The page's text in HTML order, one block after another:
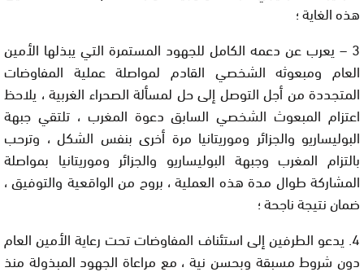
هذه الغاية ؛
3 – يعرب عن دعمه الكامل للجهود المستمرة التي يبذلها الأمين
العام ومبعوثه الشخصي القادم لمواصلة عملية المفاوضات
المتجددة من أجل التوصل إلى حل لمسألة الصحراء الغربية ، يلاحظ
اعتزام المبعوث الشخصي السابق دعوة المغرب ، تلتقي جبهة
البوليساريو والجزائر وموريتانيا مرة أخرى بنفس الشكل ، وترحب
بالتزام المغرب وجبهة البوليساريو والجزائر وموريتانيا بمواصلة
المشاركة طوال مدة هذه العملية ، بروح من الواقعية والتوفيق ،
ضمان نتيجة ناجحة ؛
4. يدعو الطرفين إلى استئناف المفاوضات تحت رعاية الأمين العام
دون شروط مسبقة وبحسن نية ، مع مراعاة الجهود المبذولة منذ